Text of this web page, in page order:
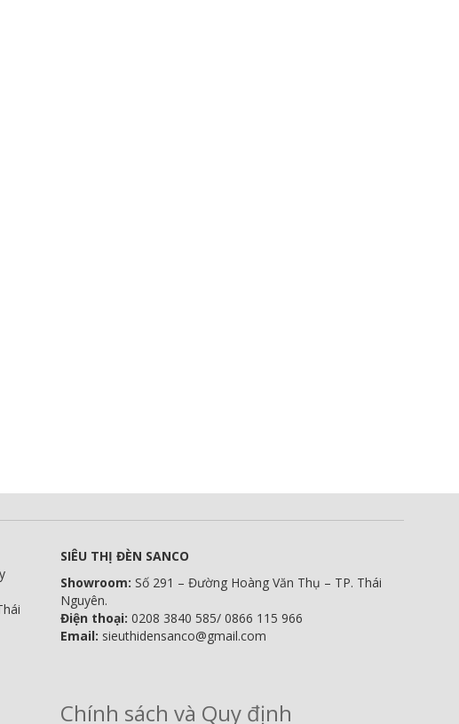
SIÊU THỊ ĐÈN SANCO
Showroom:Số 291 – Đường Hoàng Văn Thụ – TP. Thái
Nguyên.
Điện thoại: 0208 3840 585/ 0866 115 966
Email: sieuthidensanco@gmail.com
Chính sách và Quy định